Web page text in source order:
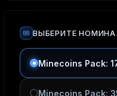
ВЫБЕРИТЕ
Minecoins Pack:
Minecoins Pack: